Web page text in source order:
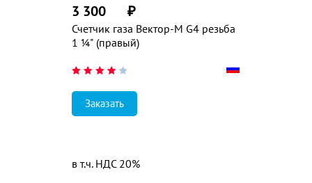
Счетчик газа Вектор-М G4 резьба
1 ¼" (правый)
3 300 ₽
Заказать
в т.ч. НДС 20%